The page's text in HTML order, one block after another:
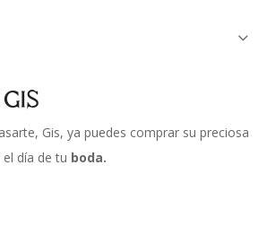
Gis, ya puedes comprar su preciosa
día de tu boda.